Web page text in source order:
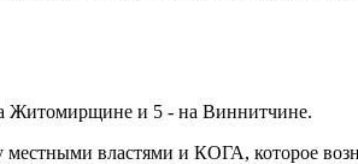
Житомирщине и 5 - на Виннитчине.
властями и КОГА, которое